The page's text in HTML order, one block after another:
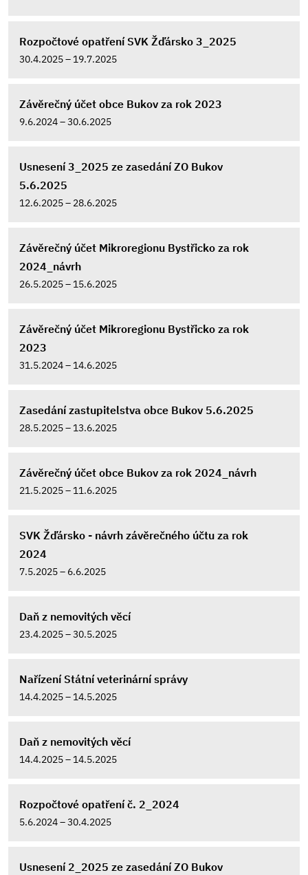
Rozpočtové opatření SVK Žďársko 3_2025
30.4.2025 – 19.7.2025
Závěrečný účet obce Bukov za rok 2023
9.6.2024 – 30.6.2025
Usnesení 3_2025 ze zasedání ZO Bukov
5.6.2025
12.6.2025 – 28.6.2025
Závěrečný účet Mikroregionu Bystřicko za rok
2024_návrh
26.5.2025 – 15.6.2025
Závěrečný účet Mikroregionu Bystřicko za rok
2023
31.5.2024 – 14.6.2025
Zasedání zastupitelstva obce Bukov 5.6.2025
28.5.2025 – 13.6.2025
Závěrečný účet obce Bukov za rok 2024_návrh
21.5.2025 – 11.6.2025
SVK Žďársko - návrh závěrečného účtu za rok
2024
7.5.2025 – 6.6.2025
Daň z nemovitých věcí
23.4.2025 – 30.5.2025
Nařízení Státní veterinární správy
14.4.2025 – 14.5.2025
Daň z nemovitých věcí
14.4.2025 – 14.5.2025
Rozpočtové opatření č. 2_2024
5.6.2024 – 30.4.2025
Usnesení 2_2025 ze zasedání ZO Bukov